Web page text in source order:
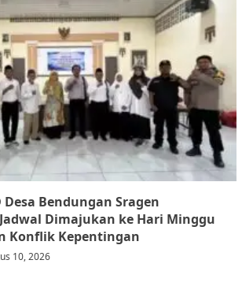
Bendungan Sragen
Dimajukan ke Hari Minggu
Konflik Kepentingan
10, 2026